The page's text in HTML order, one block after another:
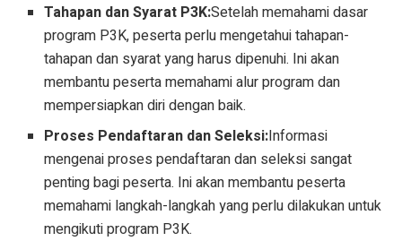
Tahapan dan Syarat P3K:Setelah memahami dasar
program P3K, peserta perlu mengetahui tahapan-
tahapan dan syarat yang harus dipenuhi. Ini akan
membantu peserta memahami alur program dan
mempersiapkan diri dengan baik.
Proses Pendaftaran dan Seleksi:Informasi
mengenai proses pendaftaran dan seleksi sangat
penting bagi peserta. Ini akan membantu peserta
memahami langkah-langkah yang perlu dilakukan untuk
mengikuti program P3K.